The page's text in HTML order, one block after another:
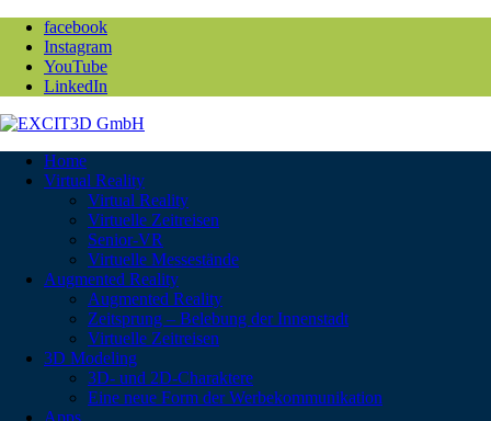
facebook
Instagram
YouTube
LinkedIn
Home
Virtual Reality
Virtual Reality
Virtuelle Zeitreisen
Senior-VR
Virtuelle Messestände
Augmented Reality
Augmented Reality
Zeitsprung – Belebung der Innenstadt
Virtuelle Zeitreisen
3D Modeling
3D- und 2D-Charaktere
Eine neue Form der Werbekommunikation
Apps